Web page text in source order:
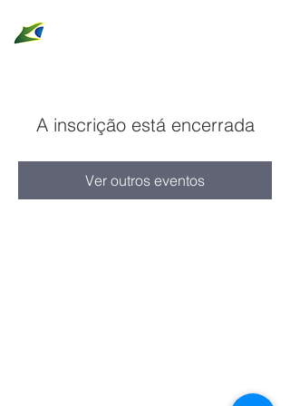
A inscrição está encerrada
Ver outros eventos